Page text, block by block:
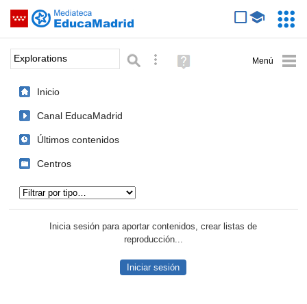
Saltar navegación
Palabra o frase: Búsqueda avanzada
Ayuda
(en
Inicio
Canal EducaMadrid
Últimos contenidos
Centros
Inicia sesión para aportar contenidos, crear listas de
reproducción...
Iniciar sesión